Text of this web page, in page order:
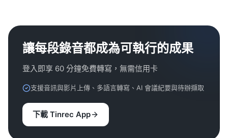
讓每段錄音都成為可執行的成果
登入即享 60 分鐘免費轉寫，無需信用卡
支援音訊與影片上傳、多語言轉寫、AI 會議紀要與待辦擷取
下載 Tinrec App